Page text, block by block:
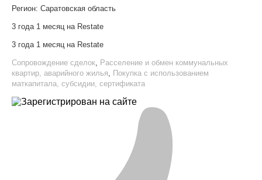
Регион: Саратовская область
3 года 1 месяц на Restate
3 года 1 месяц на Restate
Сопровождение сделок Расселение и обмен коммунальных
квартир, аварийного жилья
Покупка с использованием
маткапитала, субсидии, сертификата